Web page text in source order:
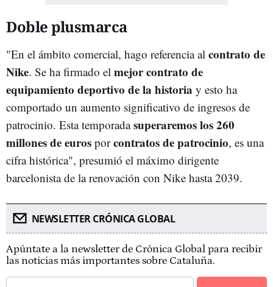
Doble plusmarca
"En el ámbito comercial, hago referencia al contrato de
Nike. Se ha firmado el mejor contrato de
equipamiento deportivo de la historia y esto ha
comportado un aumento significativo de ingresos de
patrocinio. Esta temporadasuperaremos los 260
millones de euros porcontratos de patrocinio, es una
cifra histórica", presumió el máximo dirigente
barcelonista de la renovación con Nike hasta 2039.
NEWSLETTER CRÓNICA GLOBAL
Apúntate a la newsletter de Crónica Global para recibir
las noticias más importantes sobre Cataluña.